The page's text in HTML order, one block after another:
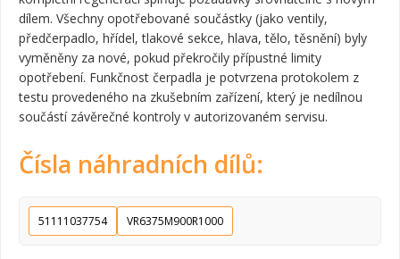
dílem. Všechny opotřebované součástky (jako ventily,
předčerpadlo, hřídel, tlakové sekce, hlava, tělo, těsnění) byly
vyměněny za nové, pokud překročily přípustné limity
opotřebení. Funkčnost čerpadla je potvrzena protokolem z
testu provedeného na zkušebním zařízení, který je nedílnou
součástí závěrečné kontroly v autorizovaném servisu.
Čísla náhradních dílů:
51111037754 VR6375M900R1000